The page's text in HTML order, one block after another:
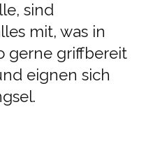
sind
mit, was in
gerne griffbereit
eignen sich